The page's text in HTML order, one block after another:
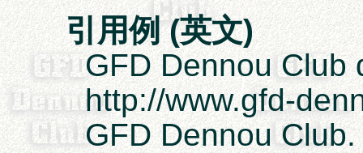
引用例 (英文)
GFD Dennou Club
http://www.gfd-
GFD Dennou Club.